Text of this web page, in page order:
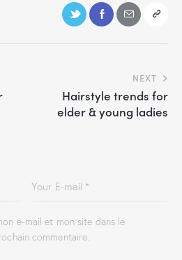
NEXT
Hairstyle trends for
elder & young ladies
e-mail et mon site dans le
commentaire.